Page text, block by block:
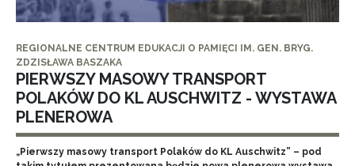
REGIONALNE CENTRUM EDUKACJI O PAMIĘCI IM. GEN. BRYG.
ZDZISŁAWA BASZAKA
PIERWSZY MASOWY TRANSPORT
POLAKÓW DO KL AUSCHWITZ - WYSTAWA
PLENEROWA
„Pierwszy masowy transport Polaków do KL Auschwitz” – pod